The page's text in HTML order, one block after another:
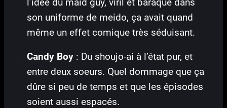
son uniforme de meido, ça avait quand
même un effet comique très séduisant.
Candy Boy: Du shoujo-ai à l’état pur, et
entre deux soeurs. Quel dommage que ça
dûre si peu de temps et que les épisodes
soient aussi espacés.